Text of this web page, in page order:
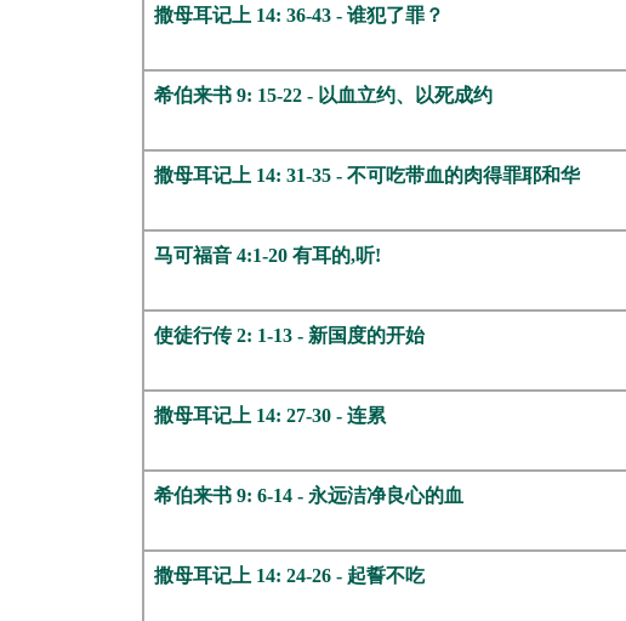
撒母耳记上 14: 36-43 - 谁犯了罪？
希伯来书 9: 15-22 - 以血立约、以死成约
撒母耳记上 14: 31-35 - 不可吃带血的肉得罪耶和华
马可福音 4:1-20 有耳的,听!
使徒行传 2: 1-13 - 新国度的开始
撒母耳记上 14: 27-30 - 连累
希伯来书 9: 6-14 - 永远洁净良心的血
撒母耳记上 14: 24-26 - 起誓不吃